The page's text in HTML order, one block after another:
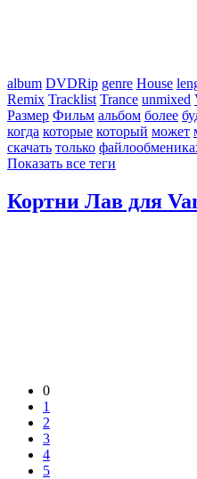
album DVDRip genre House
Remix Tracklist Trance unmixed
Размер Фильм альбом более
когда которые который может
скачать только
Показать все теги
Кортни Лав для
0
1
2
3
4
5